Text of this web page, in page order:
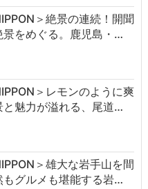
＞絶景の連続！開聞
景をめぐる。鹿児島・…
＞レモンのように爽
と魅力が溢れる、尾道…
＞雄大な岩手山を間
もグルメも堪能する岩…